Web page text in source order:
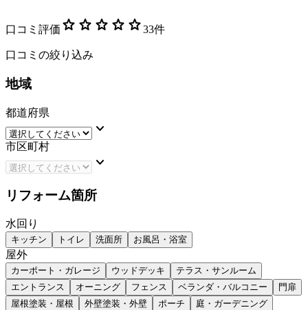
口コミ評価 star star star star star33件
口コミの絞り込み
地域
都道府県
keyboard_arrow_down
市区町村
keyboard_arrow_down
リフォーム箇所
水回り
キッチン トイレ 洗面所 お風呂・浴室
屋外
カーポート・ガレージ ウッドデッキ
テラス・サンルーム
エントランス
オーニング フェンス ベランダ・バルコニー
門扉
屋根塗装・屋根
外壁塗装・外壁 ポーチ
庭・ガーデニング